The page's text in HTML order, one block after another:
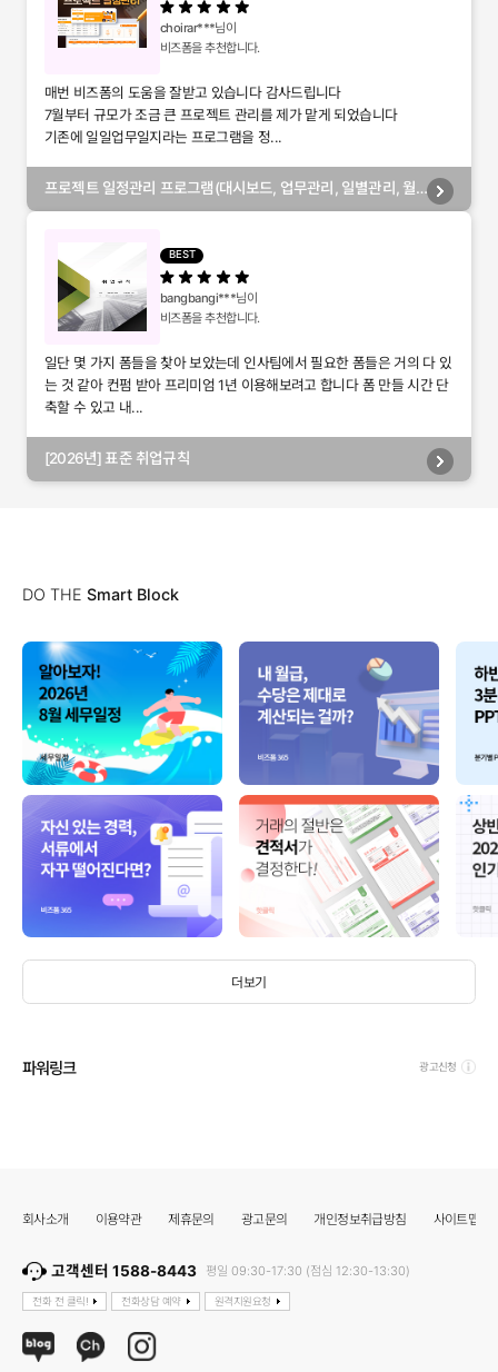
choirar***님이
비즈폼을 추천합니다.
매번 비즈폼의 도움을 잘받고 있습니다 감사드립니다
7월부터 규모가 조금 큰 프로젝트 관리를 제가 맡게 되었습니다
기존에 일일업무일지라는 프로그램을 정...
프로젝트 일정관리 프로그램(대시보드, 업무관리, 일별관리, 월
BEST
bangbangi***님이
비즈폼을 추천합니다.
일단 몇 가지 폼들을 찾아 보았는데 인사팀에서 필요한 폼들은 거의 다 있
는 것 같아 컨펌 받아 프리미엄 1년 이용해보려고 합니다 폼 만들 시간 단
축할 수 있고 내...
[2026년] 표준 취업규칙
DO THE Smart Block
더보기
파워링크 광고신청
회사소개 이용약관 제휴문의 광고문의 개인정보취급방침 사이트맵
고객센터 1588-8443 평일 09:30-17:30 (점심 12:30-13:30)
전화 전 클릭! 전화상담 예약 원격지원요청